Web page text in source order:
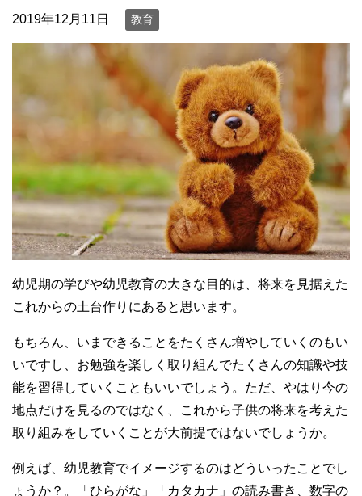
2019年12月11日 教育
幼児期の学びや幼児教育の大きな目的は、将来を見据えた
これからの土台作りにあると思います。
もちろん、いまできることをたくさん増やしていくのもい
いですし、お勉強を楽しく取り組んでたくさんの知識や技
能を習得していくこともいいでしょう。ただ、やはり今の
地点だけを見るのではなく、これから子供の将来を考えた
取り組みをしていくことが大前提ではないでしょうか。
例えば、幼児教育でイメージするのはどういったことでし
ょうか？。「ひらがな」「カタカナ」の読み書き、数字の